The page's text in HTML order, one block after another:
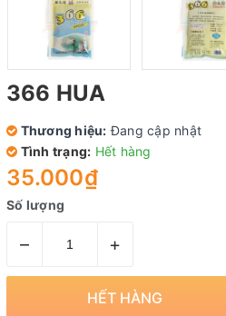
366 HUA
Thương hiệu: Đang cập nhật
Tình trạng: Hết hàng
35.000₫
Số lượng
– +
HẾT HÀNG